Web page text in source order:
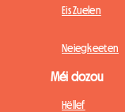
Eis Zuelen
Neiegkeeten
Méi dozou
Hëllef